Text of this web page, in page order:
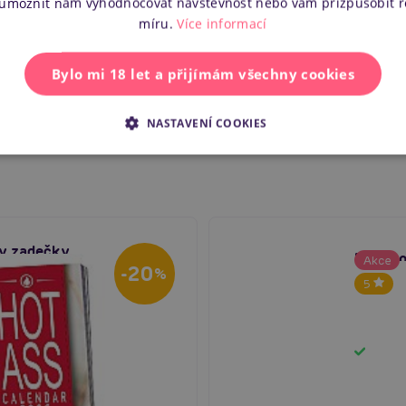
Výrobce
-20%
zadečky
Akce
5
Big
míru. Více informací
Bylo mi 18 let a přijímám všechny cookies
NASTAVENÍ COOKIES